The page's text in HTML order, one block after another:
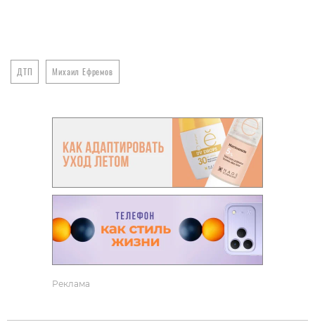
ДТП Михаил Ефремов
Реклама